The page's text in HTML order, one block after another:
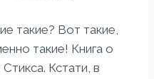
такие? Вот такие,
такие! Книга о
Кстати, в